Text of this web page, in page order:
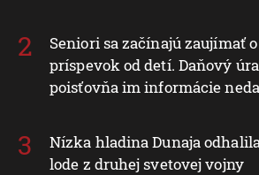
Seniori sa začínajú zaujímať
príspevok od detí. Daňový
poisťovňa im informácie
Nízka hladina Dunaja
lode z druhej svetovej vojny